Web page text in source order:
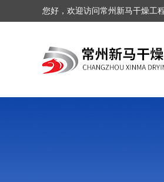
您好，欢迎访问常州新马干燥工